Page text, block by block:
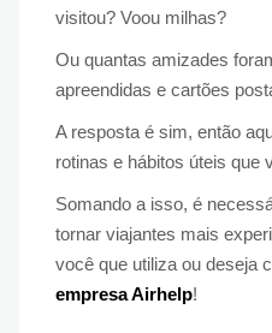
visitou? Voou milhas?
Ou quantas amizades
apreendidas e cartões
A resposta é sim, então
rotinas e hábitos úteis que
Somando a isso, é
tornar viajantes mais
você que utiliza ou deseja
empresa Airhelp!